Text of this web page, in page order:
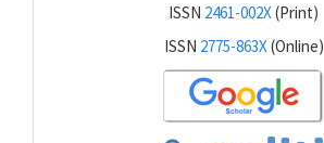
ISSN 2461-002X (Print)
ISSN 2775-863X(Online)